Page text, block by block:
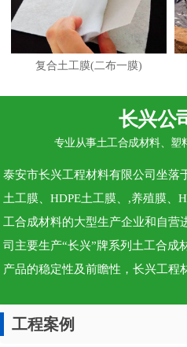
复合土工膜(二布一膜)
长兴公
专业从事土工合成材料、塑
泰安市长兴工程材料有限公司坐落
土工膜、HDPE土工膜、,养殖膜、
工合成材料的大型生产企业和自营
司主要生产“长兴”牌系列土工合成
产品的稳定性及前瞻性，长兴工程
工程案例